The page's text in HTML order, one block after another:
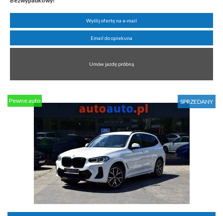
Wyślij ofertę na e-mail
Email do opiekuna
Umów jazdę próbną
SPRZEDANY
Pewne auto